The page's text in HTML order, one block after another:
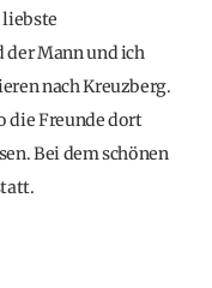
liebste
Mann und ich
nach Kreuzberg.
die Freunde dort
Bei dem schönen